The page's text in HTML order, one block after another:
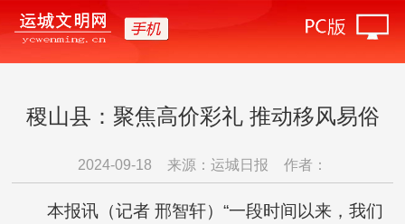
稷山县：聚焦高价彩礼 推动移风易俗
2024-09-18 来源：运城日报 作者：
本报讯（记者 邢智轩）“一段时间以来，我们